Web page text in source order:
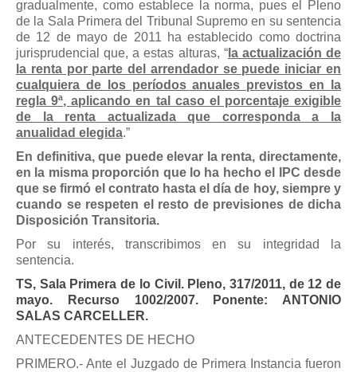
gradualmente, como establece la norma, pues el Pleno
de la Sala Primera del Tribunal Supremo en su sentencia
de 12 de mayo de 2011 ha establecido como doctrina
jurisprudencial que, a estas alturas, “la actualización de
la renta por parte del arrendador se puede iniciar en
cualquiera de los períodos anuales previstos en la
regla 9ª, aplicando en tal caso el porcentaje exigible
de la renta actualizada que corresponda a la
anualidad elegida.”
En definitiva, que puede elevar la renta, directamente,
en la misma proporción que lo ha hecho el IPC desde
que se firmó el contrato hasta el día de hoy, siempre y
cuando se respeten el resto de previsiones de dicha
Disposición Transitoria.
Por su interés, transcribimos en su integridad la
sentencia.
TS, Sala Primera de lo Civil. Pleno, 317/2011, de 12 de
mayo. Recurso 1002/2007. Ponente: ANTONIO
SALAS CARCELLER.
ANTECEDENTES DE HECHO
PRIMERO.- Ante el Juzgado de Primera Instancia fueron